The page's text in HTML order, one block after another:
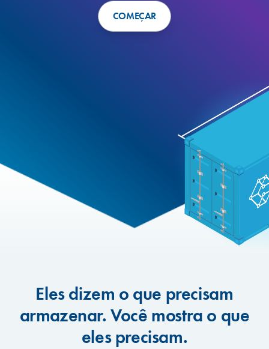
COMEÇAR
Eles dizem o que precisam
armazenar. Você mostra o que
eles precisam.